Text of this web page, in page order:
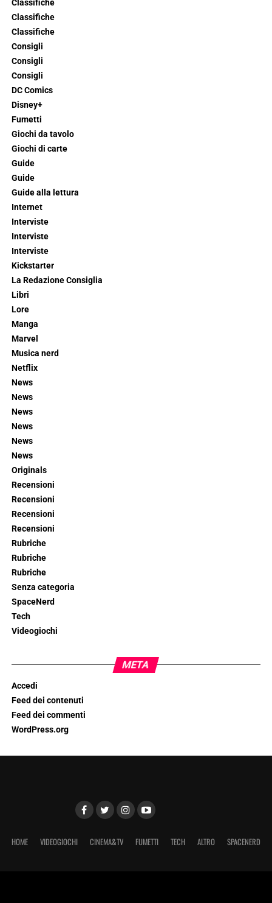
Classifiche
Classifiche
Classifiche
Consigli
Consigli
Consigli
DC Comics
Disney+
Fumetti
Giochi da tavolo
Giochi di carte
Guide
Guide
Guide alla lettura
Internet
Interviste
Interviste
Interviste
Kickstarter
La Redazione Consiglia
Libri
Lore
Manga
Marvel
Musica nerd
Netflix
News
News
News
News
News
News
Originals
Recensioni
Recensioni
Recensioni
Recensioni
Rubriche
Rubriche
Rubriche
Senza categoria
SpaceNerd
Tech
Videogiochi
META
Accedi
Feed dei contenuti
Feed dei commenti
WordPress.org
HOME VIDEOGIOCHI CINEMA&TV FUMETTI TECH ALTRO SPACENERD